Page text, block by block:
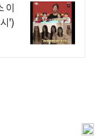
이
')